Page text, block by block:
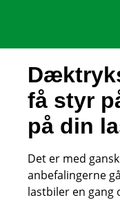
få styr
på din
Det er med
anbefalingerne
lastbiler en gang